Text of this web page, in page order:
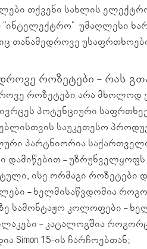
თქვენი სახლის
"ინტელექტრო" უმაღლესი
თანამედროვე
როზეტები - რას
როზეტები არა მხოლოდ
პოტენციური
საუკეთესო
პარტნიორია
დამიწებით -
ისე ორმაგი როზეტები
- ხელმისაწვდომია
სამონტაჟო კოლოფები -
- კატალოგშია
Simon 15-ის ჩარჩოებთან;